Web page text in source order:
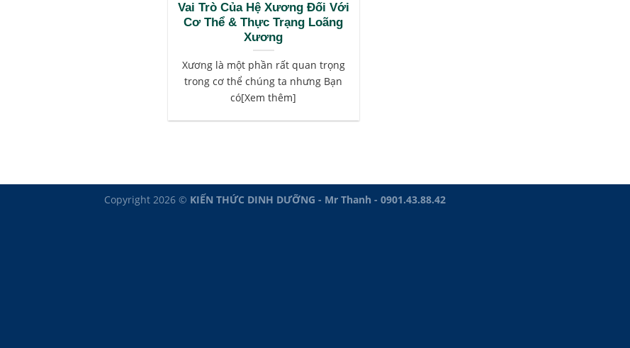
Vai Trò Của Hệ Xương Đối Với
Cơ Thể & Thực Trạng Loãng
Xương
Xương là một phần rất quan trọng
trong cơ thể chúng ta nhưng Bạn
có[Xem thêm]
Copyright 2026 © KIẾN THỨC DINH DƯỠNG - Mr Thanh - 0901.43.88.42